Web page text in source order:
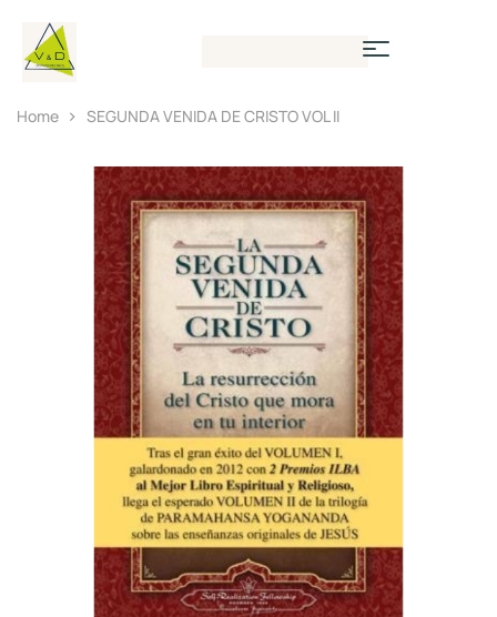
Home SEGUNDA VENIDA DE CRISTO VOL II